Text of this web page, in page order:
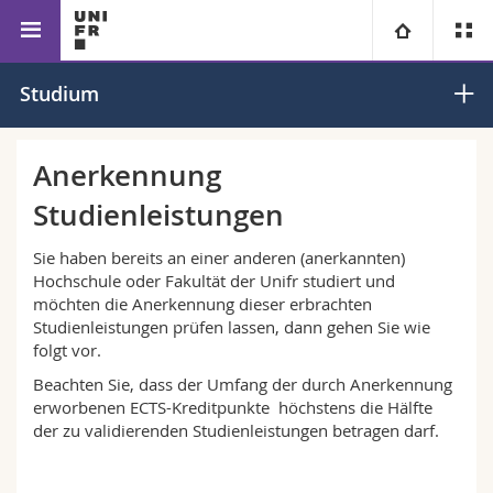
Universität
Campus
Forschung
Universität
Weiterbildung
Theologische Fak.
Rechtswissenschaftliche Fak.
Wirtschafts- und Sozialwissenschaftliche Fak.
Philosophische Fak.
Fak. für Erziehungs- und Bildungswissenschaften
Informationen für
Studieninteressierte
Studierende
Medien
Ressourcen
Personenverzeichnis
Ortsplan
Fakultät für Erziehungs- und Bildungswissenschaften
Studium
Anerkennung
Studienleistungen
Sie haben bereits an einer anderen (anerkannten)
Hochschule oder Fakultät der Unifr studiert und
möchten die Anerkennung dieser erbrachten
Studienleistungen prüfen lassen, dann gehen Sie wie
folgt vor.
Beachten Sie, dass der Umfang der durch Anerkennung
erworbenen ECTS-Kreditpunkte höchstens die Hälfte
der zu validierenden Studienleistungen betragen darf.